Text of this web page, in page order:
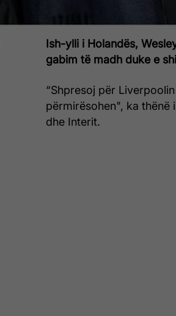
Ish-ylli i Holandës,
gabim të madh duke e
“Shpresoj për
përmirësohen", ka thënë
dhe Interit.